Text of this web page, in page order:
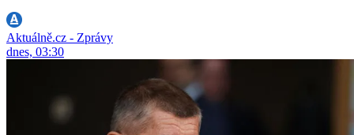
Aktuálně.cz - Zprávy
dnes, 03:30